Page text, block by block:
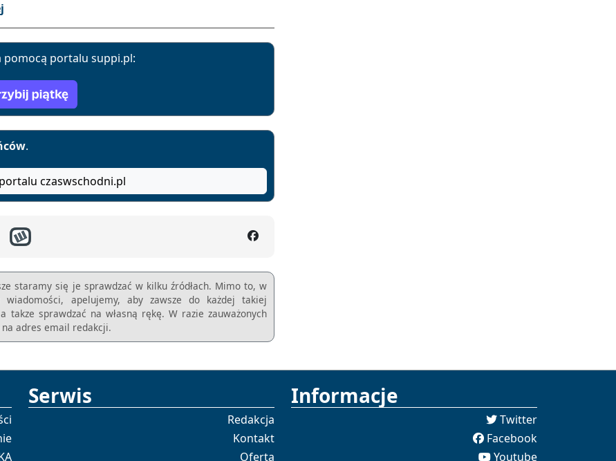
pomocą portalu suppi.pl:
.
czaswschodni.pl
staramy się je sprawdzać w kilku źródłach. Mimo to, w
wiadomości, apelujemy, aby zawsze do każdej takiej
sprawdzać na własną rękę. W razie zauważonych
adres email redakcji.
Serwis
Redakcja
Kontakt
Oferta
Informacje
Twitter
Facebook
Youtube